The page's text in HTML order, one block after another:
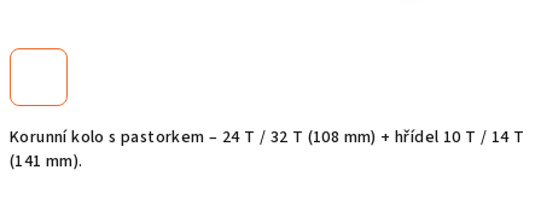
Korunní kolo s pastorkem – 24 T / 32 T (108 mm) + hřídel 10 T / 14 T
(141 mm).